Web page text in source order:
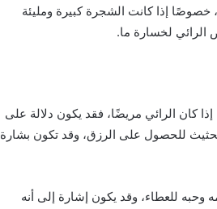
خصوصًا إذا كانت الشجرة كبيرة ومليئة
الرائي لخسارة ما.
كان الرائي مريضًا، فقد يكون دلالة على
للحصول على الرزق، وقد تكون بشارة
للعطاء، وقد يكون إشارة إلى أنه
وتفسيرات ابن سيرين والنابلسي